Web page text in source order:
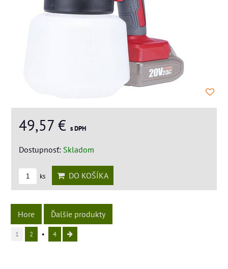
49,57 € s DPH
Dostupnosť: Skladom
ks DO KOŠÍKA
Hore Ďalšie produkty
1 2 4